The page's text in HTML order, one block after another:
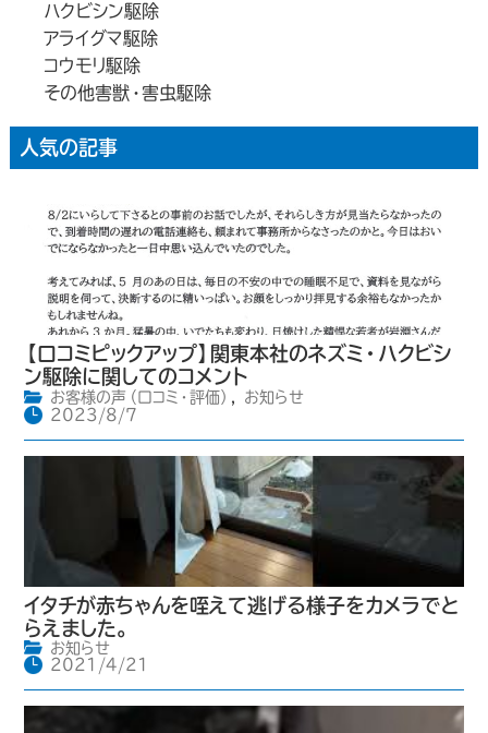
ハクビシン駆除
アライグマ駆除
コウモリ駆除
その他害獣・害虫駆除
人気の記事
【口コミピックアップ】関東本社のネズミ・ハクビシ
ン駆除に関してのコメント
お客様の声（口コミ・評価） ,
お知らせ
2023/8/7
イタチが赤ちゃんを咥えて逃げる様子をカメラでと
らえました。
お知らせ
2021/4/21